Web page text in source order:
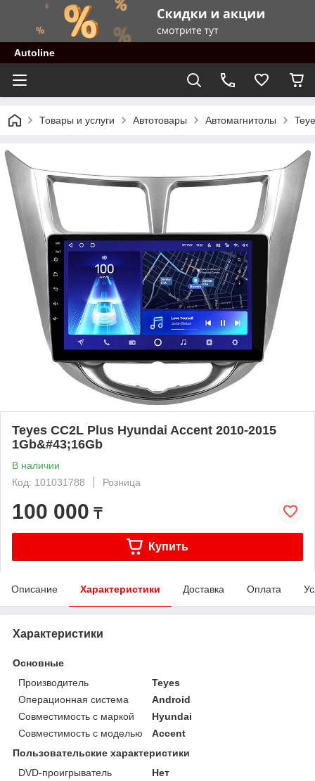
Autoline
Товары и услуги Автотовары Автомагнитолы
Teyes CC2L Plus Hyundai Accent 2010-2015
1Gb&#43;16Gb
В наличии
Код: 101031788
Розница
100 000 ₸
Купить
Описание Характеристики Доставка Оплата
Характеристики
Основные
Производитель
Teyes
Операционная система
Android
Совместимость с маркой
Hyundai
Совместимость с моделью
Accent
Пользовательские характеристики
DVD-проигрыватель
Нет